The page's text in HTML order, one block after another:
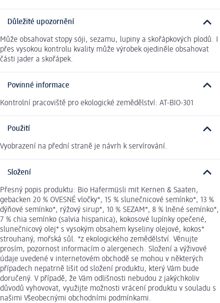
Důležité upozornění
Může obsahovat stopy sóji, sezamu, lupiny a skořápkových plodů. I
přes vysokou kontrolu kvality může výrobek ojediněle obsahovat
části jader a skořápek.
Povinné informace
Kontrolní pracoviště pro ekologické zemědělství: AT-BIO-301
Použití
Vyobrazení na přední straně je návrh k servírování.
Složení
Přesný popis produktu: Bio Hafermüsli mit Kernen & Saaten,
gebacken 20 % OVESNÉ vločky*, 15 % slunečnicové semínko*, 13 %
dýňové semínko*, rýžový sirup*, 10 % SEZAM*, 8 % lněné semínko*,
7 % chia semínko (salvia hispanica), kokosové lupínky opečené,
slunečnicový olej* s vysokým obsahem kyseliny olejové, kokos*
strouhaný, mořská sůl. *z ekologického zemědělství. Věnujte
prosím, pozornost informacím o alergenech. Složení a výživové
údaje uvedené v internetovém obchodě se mohou v některých
případech nepatrně lišit od složení produktu, který Vám bude
doručený. V případě, že Vám odlišnosti nebudou z jakýchkoliv
důvodů vyhovovat, využijte možnosti vrácení produktu v souladu s
našimi Všeobecnými obchodními podmínkami.